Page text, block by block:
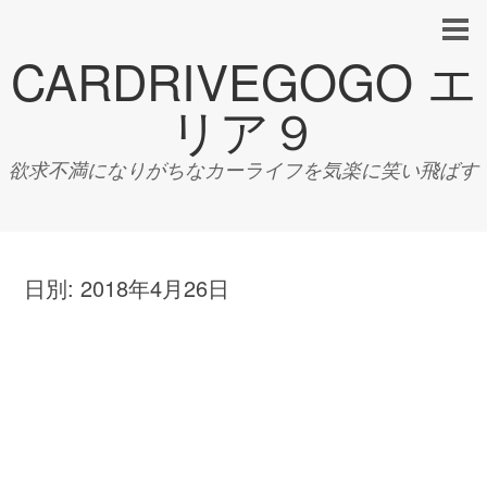
CARDRIVEGOGO エ
リア９
欲求不満になりがちなカーライフを気楽に笑い飛ばす
日別:2018年4月26日